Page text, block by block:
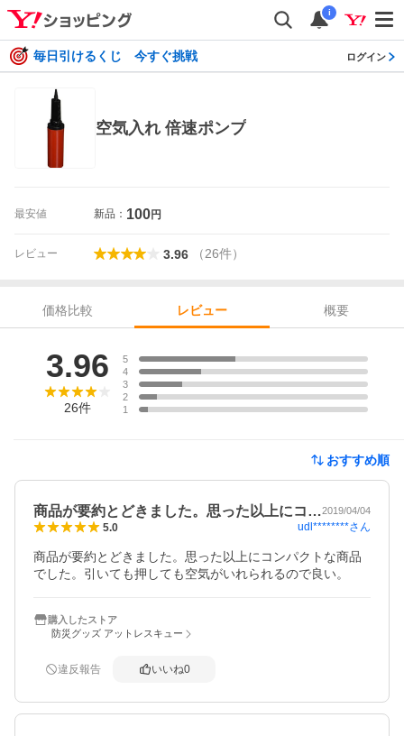
i
毎日引けるくじ 今すぐ挑戦 ログイン
空気入れ 倍速ポンプ
最安値 新品： 100円
レビュー 3.96 （26件）
価格比較 レビュー
概要
3.96
26件
5
4
3
2
1
おすすめ順
商品が要約とどきました。思った以上にコ…2019/04/04
5.0 udl********さん
商品が要約とどきました。思った以上にコンパクトな商品
でした。引いても押しても空気がいれられるので良い。
購入したストア
防災グッズ アットレスキュー
違反報告 いいね0